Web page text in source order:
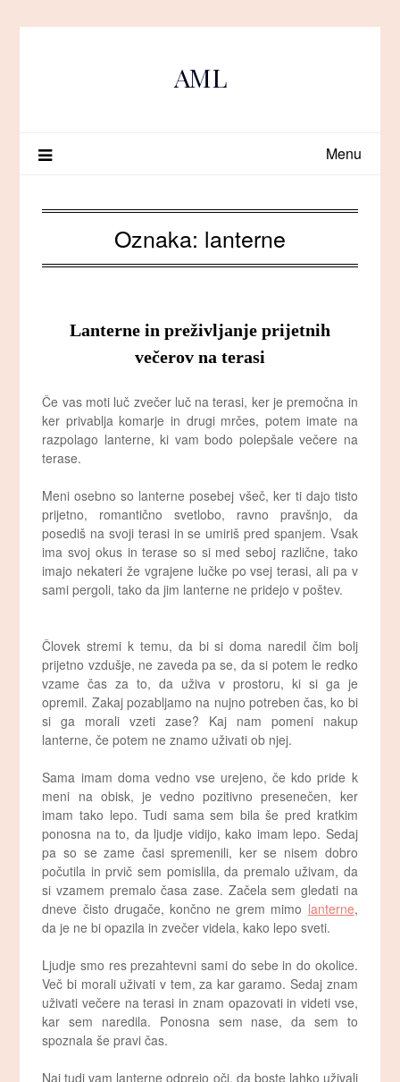
AML
Menu
Oznaka: lanterne
Lanterne in preživljanje prijetnih
večerov na terasi
Če vas moti luč zvečer luč na terasi, ker je premočna in
ker privablja komarje in drugi mrčes, potem imate na
razpolago lanterne, ki vam bodo polepšale večere na
terase.
Meni osebno so lanterne posebej všeč, ker ti dajo tisto
prijetno, romantično svetlobo, ravno pravšnjo, da
posediš na svoji terasi in se umiriš pred spanjem. Vsak
ima svoj okus in terase so si med seboj različne, tako
imajo nekateri že vgrajene lučke po vsej terasi, ali pa v
sami pergoli, tako da jim lanterne ne pridejo v poštev.
Človek stremi k temu, da bi si doma naredil čim bolj
prijetno vzdušje, ne zaveda pa se, da si potem le redko
vzame čas za to, da uživa v prostoru, ki si ga je
opremil. Zakaj pozabljamo na nujno potreben čas, ko bi
si ga morali vzeti zase? Kaj nam pomeni nakup
lanterne, če potem ne znamo uživati ob njej.
Sama imam doma vedno vse urejeno, če kdo pride k
meni na obisk, je vedno pozitivno presenečen, ker
imam tako lepo. Tudi sama sem bila še pred kratkim
ponosna na to, da ljudje vidijo, kako imam lepo. Sedaj
pa so se zame časi spremenili, ker se nisem dobro
počutila in prvič sem pomislila, da premalo uživam, da
si vzamem premalo časa zase. Začela sem gledati na
dneve čisto drugače, končno ne grem mimo lanterne,
da je ne bi opazila in zvečer videla, kako lepo sveti.
Ljudje smo res prezahtevni sami do sebe in do okolice.
Več bi morali uživati v tem, za kar garamo. Sedaj znam
uživati večere na terasi in znam opazovati in videti vse,
kar sem naredila. Ponosna sem nase, da sem to
spoznala še pravi čas.
Naj tudi vam lanterne odprejo oči, da boste lahko uživali